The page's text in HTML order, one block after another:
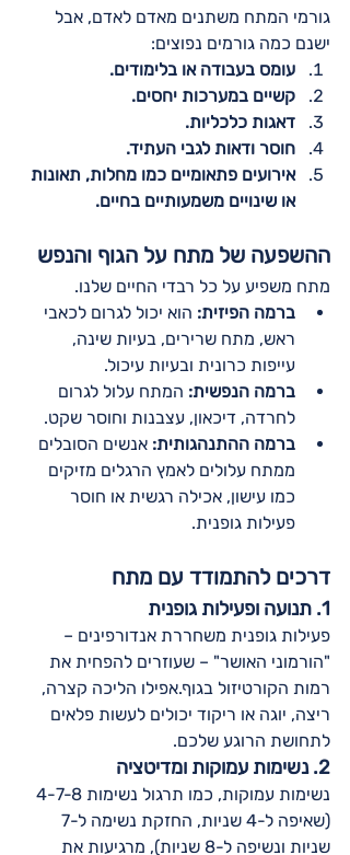
גורמי המתח משתנים מאדם לאדם, אבל
ישנם כמה גורמים נפוצים:
עומס בעבודה או בלימודים.
קשיים במערכות יחסים.
דאגות כלכליות.
חוסר ודאות לגבי העתיד.
אירועים פתאומיים כמו מחלות, תאונות
או שינויים משמעותיים בחיים.
ההשפעה של מתח על הגוף והנפש
מתח משפיע על כל רבדי החיים שלנו.
ברמה הפיזית: הוא יכול לגרום לכאבי
ראש, מתח שרירים, בעיות שינה,
עייפות כרונית ובעיות עיכול.
ברמה הנפשית: המתח עלול לגרום
לחרדה, דיכאון, עצבנות וחוסר שקט.
ברמה ההתנהגותית: אנשים הסובלים
ממתח עלולים לאמץ הרגלים מזיקים
כמו עישון, אכילה רגשית או חוסר
פעילות גופנית.
דרכים להתמודד עם מתח
1. תנועה ופעילות גופנית
פעילות גופנית משחררת אנדורפינים –
"הורמוני האושר" – שעוזרים להפחית את
רמות הקורטיזול בגוף.אפילו הליכה קצרה,
ריצה, יוגה או ריקוד יכולים לעשות פלאים
לתחושת הרוגע שלכם.
2. נשימות עמוקות ומדיטציה
שניות ונשיפה ל-8 שניות), מרגיעות את